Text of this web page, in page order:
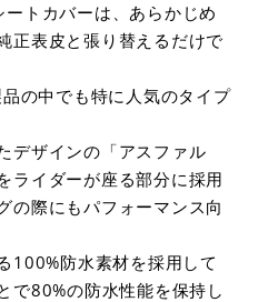
トカバーは、あらかじめ
正表皮と張り替えるだけで
の中でも特に人気のタイプ
デザインの「アスファル
ライダーが座る部分に採用
の際にもパフォーマンス向
100%防水素材を採用して
で80%の防水性能を保持し